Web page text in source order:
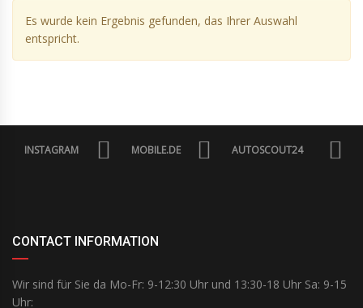
Es wurde kein Ergebnis gefunden, das Ihrer Auswahl
entspricht.
INSTAGRAM MOBILE.DE AUTOSCOUT24
CONTACT INFORMATION
Wir sind für Sie da Mo-Fr: 9-12:30 Uhr und 13:30-18 Uhr Sa: 9-15
Uhr: